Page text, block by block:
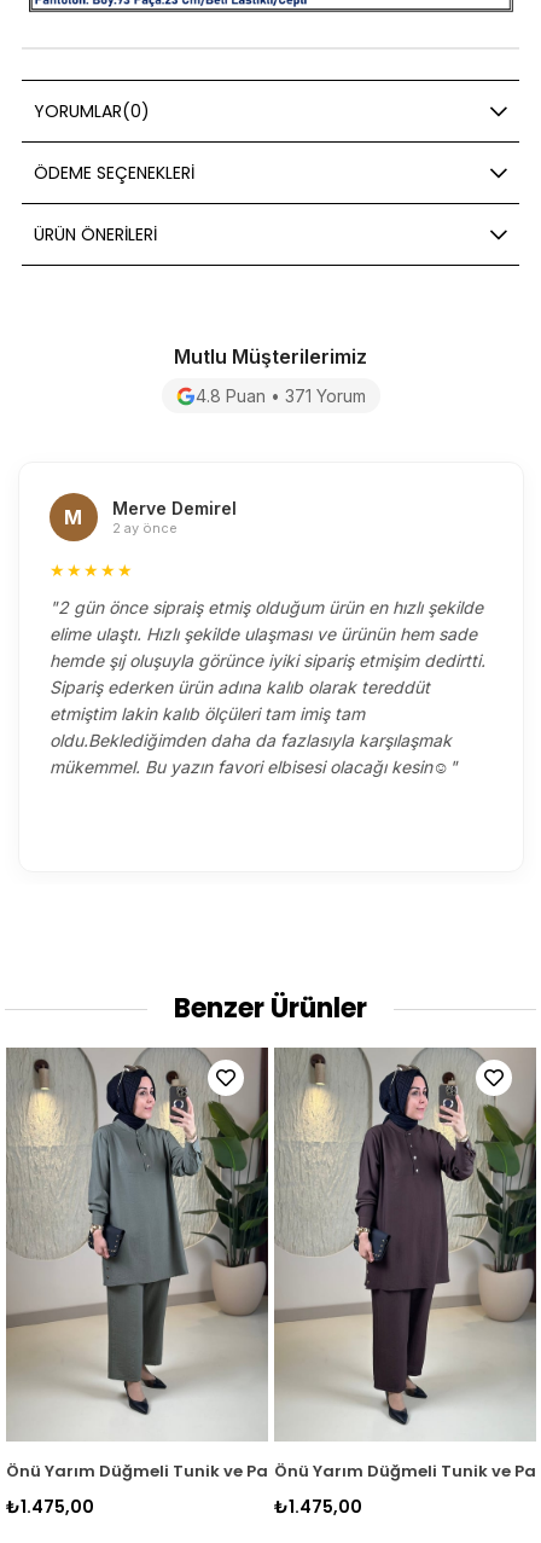
YORUMLAR(0)
ÖDEME SEÇENEKLERI
ÜRÜN ÖNERILERI
Mutlu Müşterilerimiz
4.8 Puan • 371 Yorum
M Merve Demirel
2 ay önce
★★★★★
"2 gün önce sipraiş etmiş olduğum ürün en hızlı şekilde
elime ulaştı. Hızlı şekilde ulaşması ve ürünün hem sade
hemde şıj oluşuyla görünce iyiki sipariş etmişim dedirtti.
Sipariş ederken ürün adına kalıb olarak tereddüt
etmiştim lakin kalıb ölçüleri tam imiş tam
oldu.Beklediğimden daha da fazlasıyla karşılaşmak
mükemmel. Bu yazın favori elbisesi olacağı kesin☺️"
Benzer Ürünler
262358
Kadın İkili Takım Gri KADO 262358
Yarım Düğmeli Tunik ve Pantolon Kadın İkili Takım Haki
Önü Yarım Düğmeli Tunik ve
₺1.475,00